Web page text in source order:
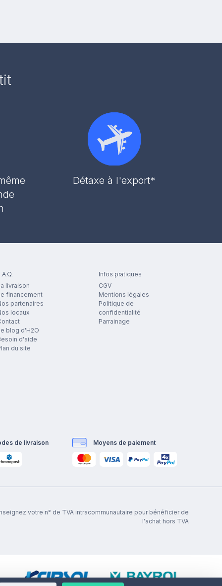
Détaxe à l'export*
livraison
financement
partenaires
locaux
blog d'H2O
d'aide
du site
Infos pratiques
CGV
Mentions légales
Politique de
confidentialité
Parrainage
de livraison Moyens de paiement
votre n° de TVA intracommunautaire pour bénéficier de
l'achat hors TVA